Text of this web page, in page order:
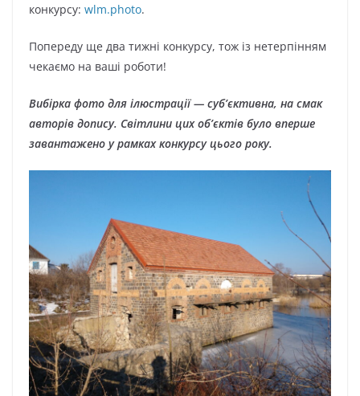
конкурсу: wlm.photo.
Попереду ще два тижні конкурсу, тож із нетерпінням
чекаємо на ваші роботи!
Вибірка фото для ілюстрації — суб’єктивна, на смак
авторів допису. Світлини цих об’єктів було вперше
завантажено у рамках конкурсу цього року.